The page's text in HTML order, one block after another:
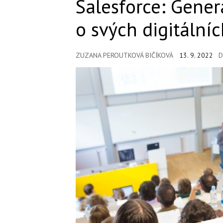
Salesforce:
o svých
ZUZANA PEROUTKOVÁ BIČÍKOVÁ 13. 9. 2022